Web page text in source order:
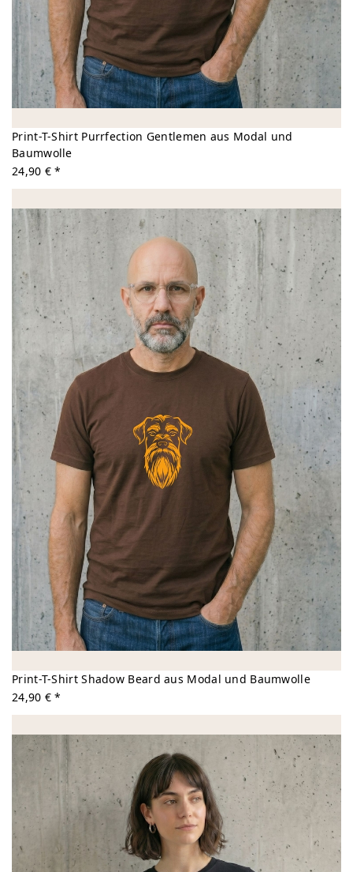
Print-T-Shirt Purrfection Gentlemen aus Modal und
Baumwolle
24,90 € *
Print-T-Shirt Shadow Beard aus Modal und Baumwolle
24,90 € *